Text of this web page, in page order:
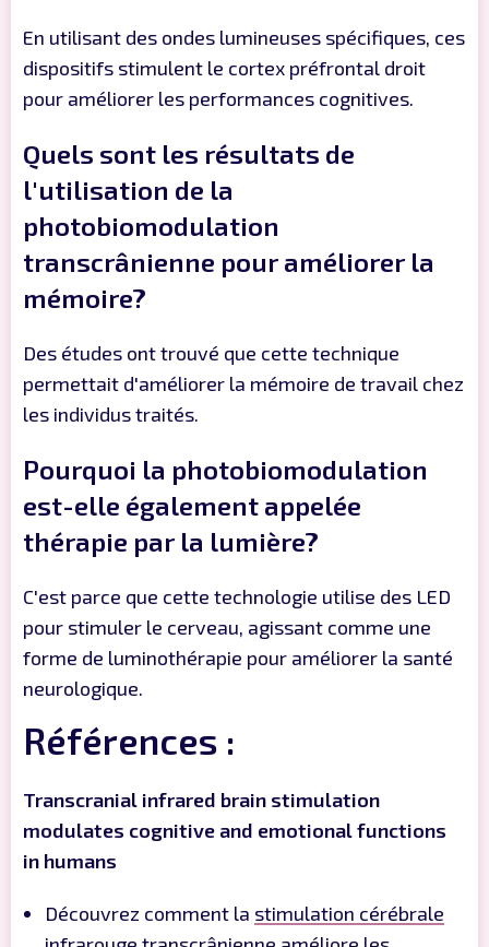
En utilisant des ondes lumineuses spécifiques, ces
dispositifs stimulent le cortex préfrontal droit
pour améliorer les performances cognitives.
Quels sont les résultats de
l'utilisation de la
photobiomodulation
transcrânienne pour améliorer la
mémoire?
Des études ont trouvé que cette technique
permettait d'améliorer la mémoire de travail chez
les individus traités.
Pourquoi la photobiomodulation
est-elle également appelée
thérapie par la lumière?
C'est parce que cette technologie utilise des LED
pour stimuler le cerveau, agissant comme une
forme de luminothérapie pour améliorer la santé
neurologique.
Références :
Transcranial infrared brain stimulation
modulates cognitive and emotional functions
in humans
Découvrez comment la stimulation cérébrale